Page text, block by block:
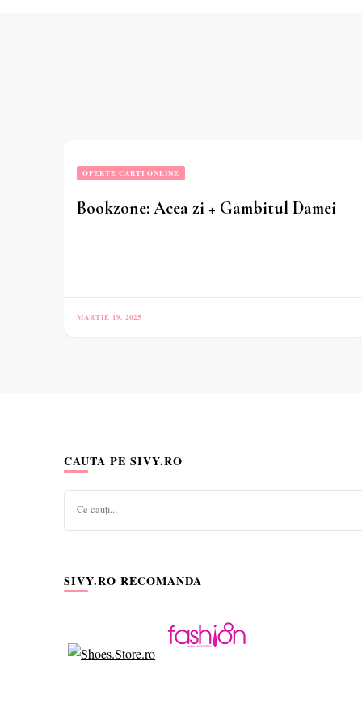
OFERTE CARTI ONLINE
Bookzone: Acea zi + Gambitul Damei
MARTIE 19, 2025
CAUTA PE SIVY.RO
SIVY.RO RECOMANDA